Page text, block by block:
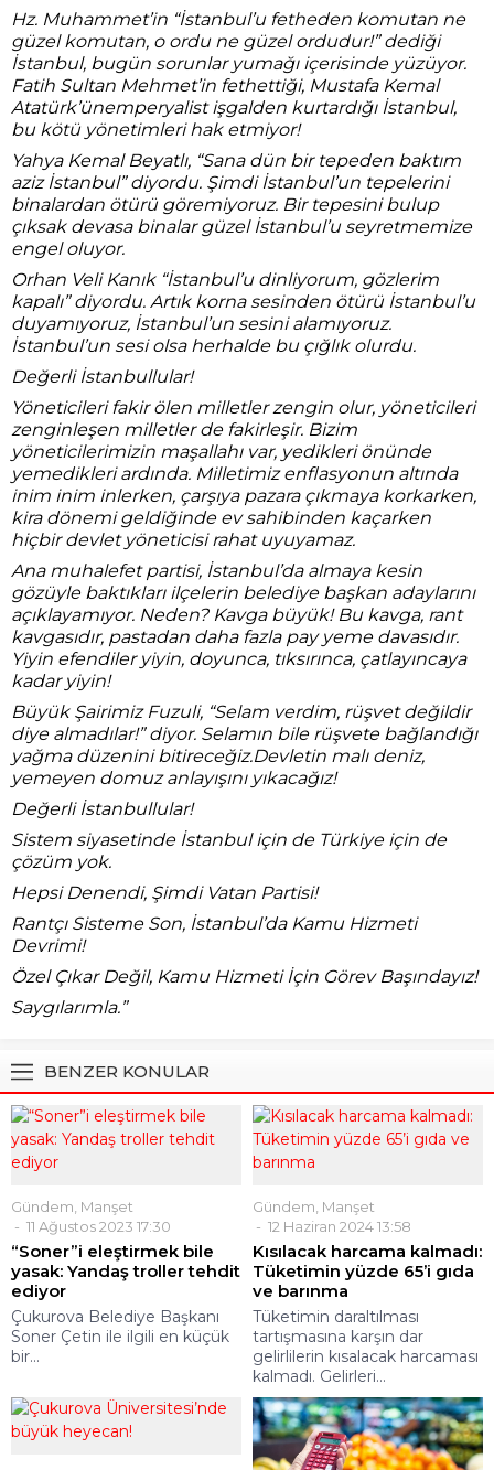
Hz. Muhammet’in “İstanbul’u fetheden komutan ne
güzel komutan, o ordu ne güzel ordudur!” dediği
İstanbul, bugün sorunlar yumağı içerisinde yüzüyor.
Fatih Sultan Mehmet’in fethettiği, Mustafa Kemal
Atatürk’ünemperyalist işgalden kurtardığı İstanbul,
bu kötü yönetimleri hak etmiyor!
Yahya Kemal Beyatlı, “Sana dün bir tepeden baktım
aziz İstanbul” diyordu. Şimdi İstanbul’un tepelerini
binalardan ötürü göremiyoruz. Bir tepesini bulup
çıksak devasa binalar güzel İstanbul’u seyretmemize
engel oluyor.
Orhan Veli Kanık “İstanbul’u dinliyorum, gözlerim
kapalı” diyordu. Artık korna sesinden ötürü İstanbul’u
duyamıyoruz, İstanbul’un sesini alamıyoruz.
İstanbul’un sesi olsa herhalde bu çığlık olurdu.
Değerli İstanbullular!
Yöneticileri fakir ölen milletler zengin olur, yöneticileri
zenginleşen milletler de fakirleşir. Bizim
yöneticilerimizin maşallahı var, yedikleri önünde
yemedikleri ardında. Milletimiz enflasyonun altında
inim inim inlerken, çarşıya pazara çıkmaya korkarken,
kira dönemi geldiğinde ev sahibinden kaçarken
hiçbir devlet yöneticisi rahat uyuyamaz.
Ana muhalefet partisi, İstanbul’da almaya kesin
gözüyle baktıkları ilçelerin belediye başkan adaylarını
açıklayamıyor. Neden? Kavga büyük! Bu kavga, rant
kavgasıdır, pastadan daha fazla pay yeme davasıdır.
Yiyin efendiler yiyin, doyunca, tıksırınca, çatlayıncaya
kadar yiyin!
Büyük Şairimiz Fuzuli, “Selam verdim, rüşvet değildir
diye almadılar!” diyor. Selamın bile rüşvete bağlandığı
yağma düzenini bitireceğiz.Devletin malı deniz,
yemeyen domuz anlayışını yıkacağız!
Değerli İstanbullular!
Sistem siyasetinde İstanbul için de Türkiye için de
çözüm yok.
Hepsi Denendi, Şimdi Vatan Partisi!
Rantçı Sisteme Son, İstanbul’da Kamu Hizmeti
Devrimi!
Özel Çıkar Değil, Kamu Hizmeti İçin Görev Başındayız!
Saygılarımla.”
BENZER KONULAR
Gündem Manşet
11 Ağustos 2023 17:30
“Soner”i eleştirmek bile
yasak: Yandaş troller tehdit
ediyor
Çukurova Belediye Başkanı
Soner Çetin ile ilgili en küçük
bir...
Gündem Manşet
12 Haziran 2024 13:58
Kısılacak harcama kalmadı:
Tüketimin yüzde 65’i gıda
ve barınma
Tüketimin daraltılması
tartışmasına karşın dar
gelirlilerin kısalacak harcaması
kalmadı. Gelirleri...